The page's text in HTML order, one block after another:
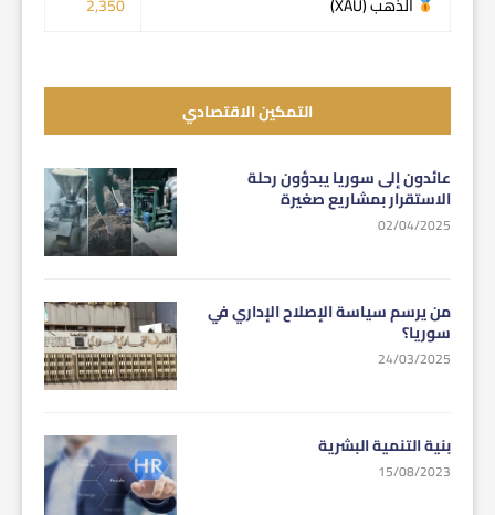
التمكين الاقتصادي
عائدون إلى سوريا يبدؤون رحلة
الاستقرار بمشاريع صغيرة
02/04/2025
من يرسم سياسة الإصلاح الإداري في
سوريا؟
24/03/2025
بنية التنمية البشرية
15/08/2023